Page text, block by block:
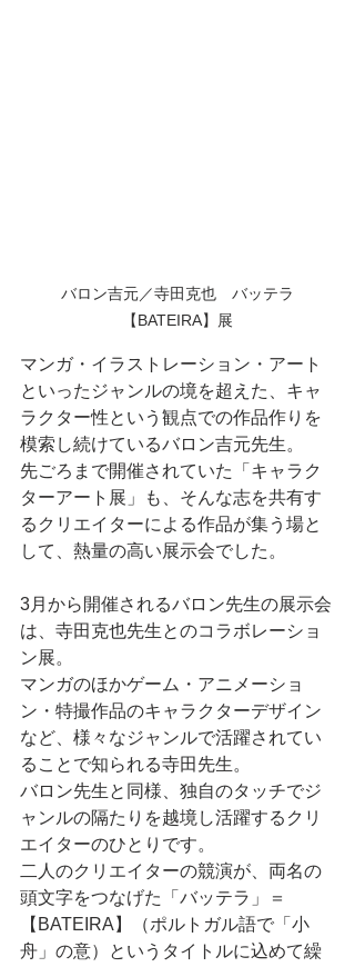
バロン吉元／寺田克也　バッテラ
【BATEIRA】展
マンガ・イラストレーション・アート
といったジャンルの境を超えた、キャ
ラクター性という観点での作品作りを
模索し続けているバロン吉元先生。
先ごろまで開催されていた「キャラク
ターアート展」も、そんな志を共有す
るクリエイターによる作品が集う場と
して、熱量の高い展示会でした。
3月から開催されるバロン先生の展示会
は、寺田克也先生とのコラボレーショ
ン展。
マンガのほかゲーム・アニメーショ
ン・特撮作品のキャラクターデザイン
など、様々なジャンルで活躍されてい
ることで知られる寺田先生。
バロン先生と同様、独自のタッチでジ
ャンルの隔たりを越境し活躍するクリ
エイターのひとりです。
二人のクリエイターの競演が、両名の
頭文字をつなげた「バッテラ」＝
【BATEIRA】（ポルトガル語で「小
舟」の意）というタイトルに込めて繰